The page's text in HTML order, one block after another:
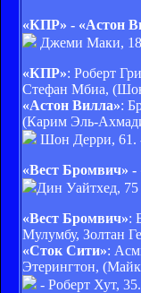
«КПР» - «Астон
Джеми Маки,
«КПР»: Роберт
Стефан Мбиа,
«Астон Вилла»:
(Карим Эль-
Шон Дерри, 61.
«Вест Бромвич»
Дин Уайтхед, 75
«Вест Бромвич»:
Мулумбу, Золтан
«Сток Сити»:
Этерингтон,
- Роберт Хут,